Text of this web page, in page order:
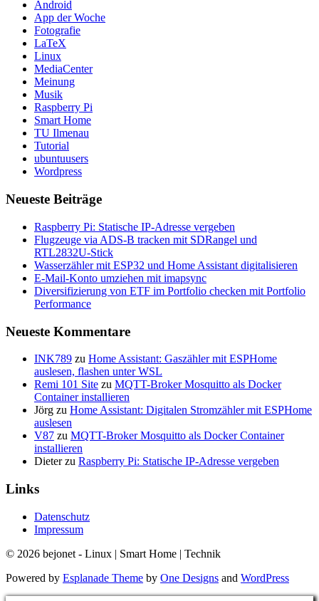
Android
App der Woche
Fotografie
LaTeX
Linux
MediaCenter
Meinung
Musik
Raspberry Pi
Smart Home
TU Ilmenau
Tutorial
ubuntuusers
Wordpress
Neueste Beiträge
Raspberry Pi: Statische IP-Adresse vergeben
Flugzeuge via ADS-B tracken mit SDRangel und
RTL2832U-Stick
Wasserzähler mit ESP32 und Home Assistant digitalisieren
E-Mail-Konto umziehen mit imapsync
Diversifizierung von ETF im Portfolio checken mit Portfolio
Performance
Neueste Kommentare
INK789 zu Home Assistant: Gaszähler mit ESPHome
auslesen, flashen unter WSL
Remi 101 Site zu MQTT-Broker Mosquitto als Docker
Container installieren
Jörg zu Home Assistant: Digitalen Stromzähler mit ESPHome
auslesen
V87 zu MQTT-Broker Mosquitto als Docker Container
installieren
Dieterzu Raspberry Pi: Statische IP-Adresse vergeben
Links
Datenschutz
Impressum
© 2026 bejonet - Linux | Smart Home | Technik
Powered by Esplanade Theme by One Designs and WordPress